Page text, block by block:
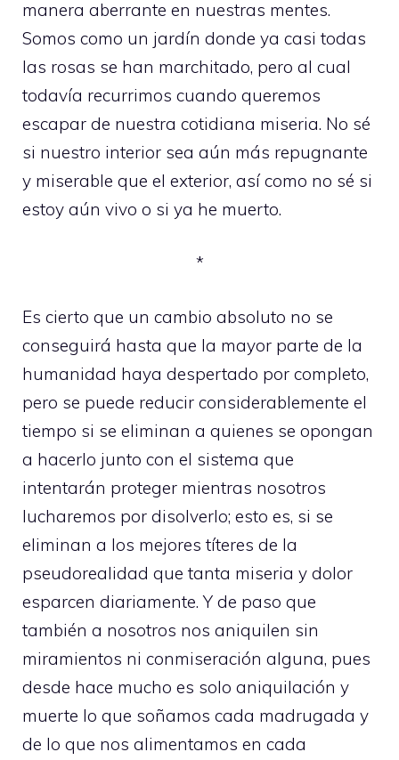
manera aberrante en nuestras mentes.
Somos como un jardín donde ya casi todas
las rosas se han marchitado, pero al cual
todavía recurrimos cuando queremos
escapar de nuestra cotidiana miseria. No sé
si nuestro interior sea aún más repugnante
y miserable que el exterior, así como no sé si
estoy aún vivo o si ya he muerto.
*
Es cierto que un cambio absoluto no se
conseguirá hasta que la mayor parte de la
humanidad haya despertado por completo,
pero se puede reducir considerablemente el
tiempo si se eliminan a quienes se opongan
a hacerlo junto con el sistema que
intentarán proteger mientras nosotros
lucharemos por disolverlo; esto es, si se
eliminan a los mejores títeres de la
pseudorealidad que tanta miseria y dolor
esparcen diariamente. Y de paso que
también a nosotros nos aniquilen sin
miramientos ni conmiseración alguna, pues
desde hace mucho es solo aniquilación y
muerte lo que soñamos cada madrugada y
de lo que nos alimentamos en cada